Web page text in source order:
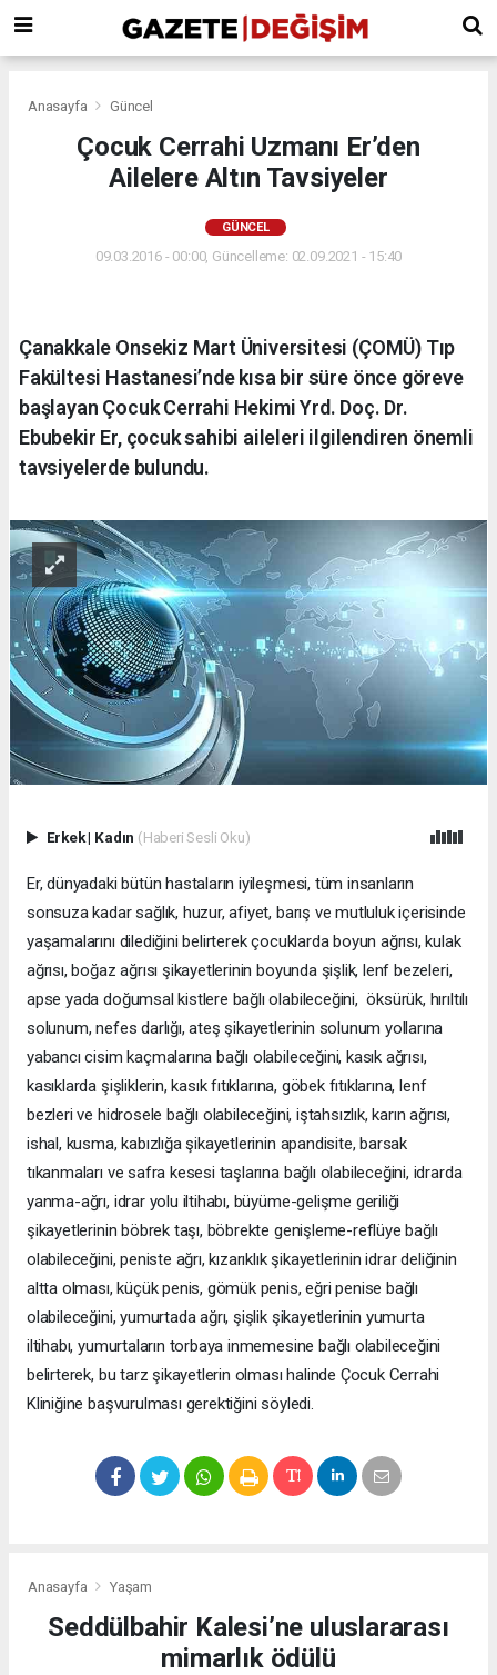
Anasayfa Güncel
Çocuk Cerrahi Uzmanı Er’den
Ailelere Altın Tavsiyeler
GÜNCEL
09.03.2016 - 00:00, Güncelleme: 02.09.2021 - 15:40
Çanakkale Onsekiz Mart Üniversitesi (ÇOMÜ) Tıp
Fakültesi Hastanesi’nde kısa bir süre önce göreve
başlayan Çocuk Cerrahi Hekimi Yrd. Doç. Dr.
Ebubekir Er, çocuk sahibi aileleri ilgilendiren önemli
tavsiyelerde bulundu.
Erkek| Kadın (Haberi Sesli Oku)
Er, dünyadaki bütün hastaların iyileşmesi, tüm insanların
sonsuza kadar sağlık, huzur, afiyet, barış ve mutluluk içerisinde
yaşamalarını dilediğini belirterek çocuklarda boyun ağrısı, kulak
ağrısı, boğaz ağrısı şikayetlerinin boyunda şişlik, lenf bezeleri,
apse yada doğumsal kistlere bağlı olabileceğini, öksürük, hırıltılı
solunum, nefes darlığı, ateş şikayetlerinin solunum yollarına
yabancı cisim kaçmalarına bağlı olabileceğini, kasık ağrısı,
kasıklarda şişliklerin, kasık fıtıklarına, göbek fıtıklarına, lenf
bezleri ve hidrosele bağlı olabileceğini, iştahsızlık, karın ağrısı,
ishal, kusma, kabızlığa şikayetlerinin apandisite, barsak
tıkanmaları ve safra kesesi taşlarına bağlı olabileceğini, idrarda
yanma-ağrı, idrar yolu iltihabı, büyüme-gelişme geriliği
şikayetlerinin böbrek taşı, böbrekte genişleme-reflüye bağlı
olabileceğini, peniste ağrı, kızarıklık şikayetlerinin idrar deliğinin
altta olması, küçük penis, gömük penis, eğri penise bağlı
olabileceğini, yumurtada ağrı, şişlik şikayetlerinin yumurta
iltihabı, yumurtaların torbaya inmemesine bağlı olabileceğini
belirterek, bu tarz şikayetlerin olması halinde Çocuk Cerrahi
Kliniğine başvurulması gerektiğini söyledi.
Anasayfa Yaşam
Seddülbahir Kalesi’ne uluslararası
mimarlık ödülü